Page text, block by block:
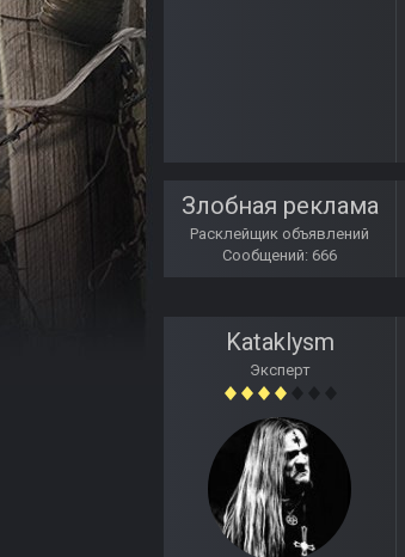
Злобная реклама
Расклейщик объявлений
Сообщений: 666
Kataklysm
Эксперт